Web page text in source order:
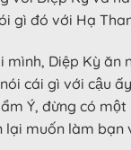
gì đó với Hạ
mình, Diệp Kỳ ăn
cái gì với cậu
Ý, đừng có
muốn làm bạn